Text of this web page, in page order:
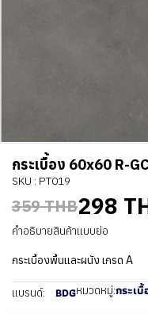
กระเบื้อง 60x60 R-
SKU : PT019
359 THB298
คำอธิบายสินค้าแบบย่อ
กระเบื้องพื้นและผนัง เกรด A
แบรนด์: BDGหมวดหมู่:กระเบื้